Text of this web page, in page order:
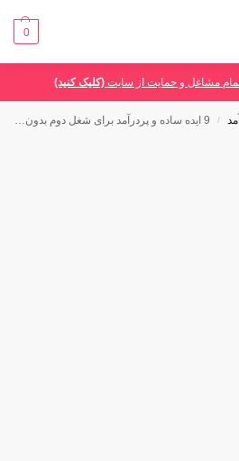
0
تمام مشاغل و حمایت از سایت (کلیک کنید)
/ 9 ایده ساده و پردرآمد برای شغل دوم بدون نیاز به مهارت خاص